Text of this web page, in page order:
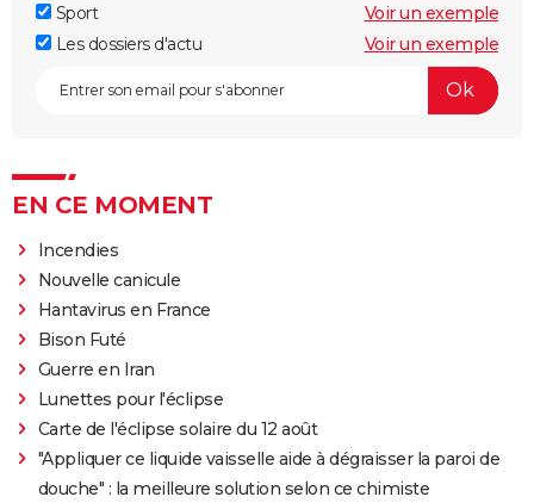
Sport
Voir un exemple
Les dossiers d'actu
Voir un exemple
EN CE MOMENT
Incendies
Nouvelle canicule
Hantavirus en France
Bison Futé
Guerre en Iran
Lunettes pour l'éclipse
Carte de l'éclipse solaire du 12 août
"Appliquer ce liquide vaisselle aide à dégraisser la paroi de
douche" : la meilleure solution selon ce chimiste